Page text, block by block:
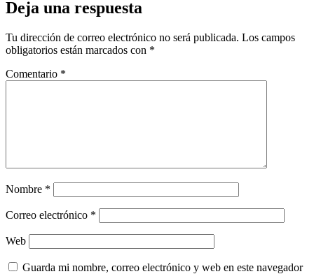
Deja una respuesta
Tu dirección de correo electrónico no será publicada. Los campos
obligatorios están marcados con *
Comentario *
Nombre *
Correo electrónico *
Web
Guarda mi nombre, correo electrónico y web en este navegador